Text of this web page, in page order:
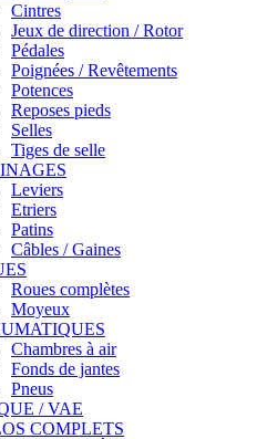
Cintres
Jeux de direction / Rotor
Pédales
Poignées / Revêtements
Potences
Reposes pieds
Selles
Tiges de selle
Leviers
Etriers
Patins
Câbles / Gaines
Roues complètes
Moyeux
Chambres à air
Fonds de jantes
Pneus
/ VAE
COMPLETS